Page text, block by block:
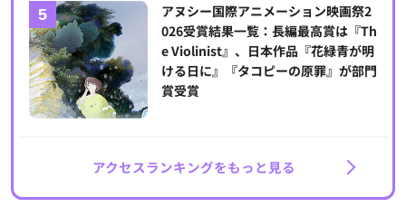
アヌシー国際アニメーション映画祭2
026受賞結果一覧：長編最高賞は『Th
e Violinist』、日本作品『花緑青が明
ける日に』『タコピーの原罪』が部門
賞受賞
アクセスランキングをもっと見る